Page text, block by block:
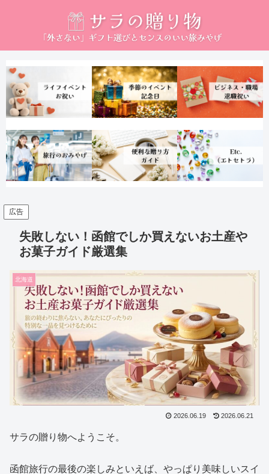
広告
失敗しない！函館でしか買えないお土産や
お菓子ガイド厳選集
北海道
2026.06.19 2026.06.21
サラの贈り物へようこそ。
函館旅行の最後の楽しみといえば、やっぱり美味しいスイ